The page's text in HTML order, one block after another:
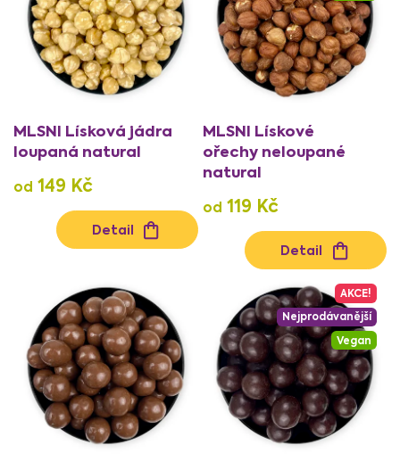
t
ů
MLSNI Lísková jádra
loupaná natural
od 149 Kč
Detail
MLSNI Lískové
ořechy neloupané
natural
od 119 Kč
Detail
AKCE!
Nejprodávanější
Vegan